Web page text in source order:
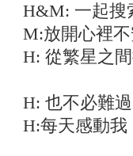
H&M: 一起搜
M:放開心裡
H: 從繁星之
H: 也不必難
H:每天感動